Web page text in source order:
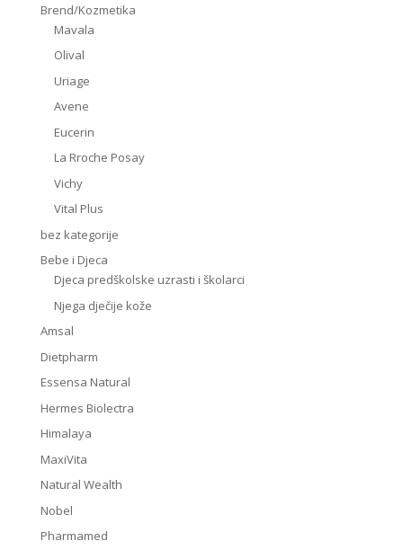
Brend/Kozmetika
Mavala
Olival
Uriage
Avene
Eucerin
La Rroche Posay
Vichy
Vital Plus
bez kategorije
Bebe i Djeca
Djeca predškolske uzrasti i školarci
Njega dječije kože
Amsal
Dietpharm
Essensa Natural
Hermes Biolectra
Himalaya
MaxiVita
Natural Wealth
Nobel
Pharmamed